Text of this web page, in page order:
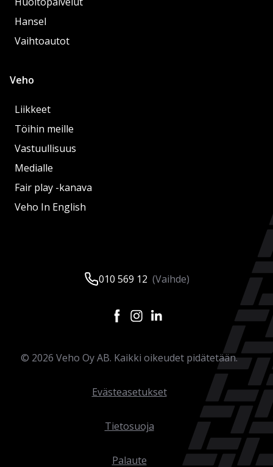
Hansel
Vaihtoautot
Veho
Liikkeet
Töihin meille
Vastuullisuus
Medialle
Fair play -kanava
Veho In English
010 569 12 (Vaihde)
© 2026 Veho Oy AB. Kaikki oikeudet pidätetään.
Evästeasetukset
Tietosuoja
Palaute